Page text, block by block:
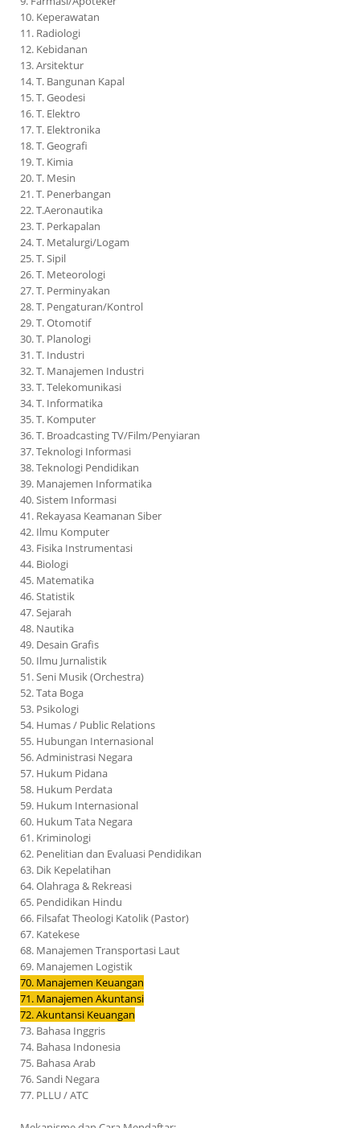
10. Keperawatan
11. Radiologi
12. Kebidanan
13. Arsitektur
14. T. Bangunan Kapal
15. T. Geodesi
16. T. Elektro
17. T. Elektronika
18. T. Geografi
19. T. Kimia
20. T. Mesin
21. T. Penerbangan
22. T.Aeronautika
23. T. Perkapalan
24. T. Metalurgi/Logam
25. T. Sipil
26. T. Meteorologi
27. T. Perminyakan
28. T. Pengaturan/Kontrol
29. T. Otomotif
30. T. Planologi
31. T. Industri
32. T. Manajemen Industri
33. T. Telekomunikasi
34. T. Informatika
35. T. Komputer
36. T. Broadcasting TV/Film/Penyiaran
37. Teknologi Informasi
38. Teknologi Pendidikan
39. Manajemen Informatika
40. Sistem Informasi
41. Rekayasa Keamanan Siber
42. Ilmu Komputer
43. Fisika Instrumentasi
44. Biologi
45. Matematika
46. Statistik
47. Sejarah
48. Nautika
49. Desain Grafis
50. Ilmu Jurnalistik
51. Seni Musik (Orchestra)
52. Tata Boga
53. Psikologi
54. Humas / Public Relations
55. Hubungan Internasional
56. Administrasi Negara
57. Hukum Pidana
58. Hukum Perdata
59. Hukum Internasional
60. Hukum Tata Negara
61. Kriminologi
62. Penelitian dan Evaluasi Pendidikan
63. Dik Kepelatihan
64. Olahraga & Rekreasi
65. Pendidikan Hindu
66. Filsafat Theologi Katolik (Pastor)
67. Katekese
68. Manajemen Transportasi Laut
69. Manajemen Logistik
70. Manajemen Keuangan
71. Manajemen Akuntansi
72. Akuntansi Keuangan
73. Bahasa Inggris
74. Bahasa Indonesia
75. Bahasa Arab
76. Sandi Negara
77. PLLU / ATC